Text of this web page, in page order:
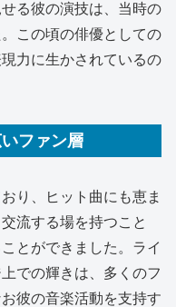
る彼の演技は、当時の
この頃の俳優としての
力に生かされているの
ファン層
り、ヒット曲にも恵ま
流する場を持つこと
とができました。ライ
での輝きは、多くのフ
彼の音楽活動を支持す